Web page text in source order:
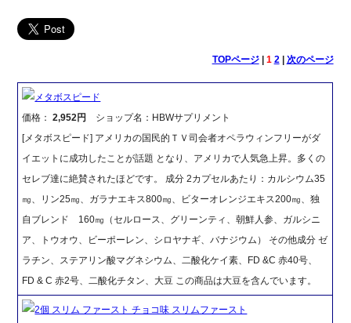
TOPページ| 1 2| 次のページ
メタボスピード
価格：2,952円
ショップ名：HBWサプリメント
[メタボスピード] アメリカの国民的ＴＶ司会者オペラウィンフリーがダ
イエットに成功したことが話題 となり、アメリカで人気急上昇。多くの
セレブ達に絶賛されたほどです。 成分 2カプセルあたり：カルシウム35
㎎、リン25㎎、ガラナエキス800㎎、ビターオレンジエキス200㎎、独
自ブレンド 160㎎（セルロース、グリーンティ、朝鮮人参、ガルシニ
ア、トウオウ、ビーポーレン、シロヤナギ、バナジウム） その他成分 ゼ
ラチン、ステアリン酸マグネシウム、二酸化ケイ素、FD &C 赤40号、
FD & C 赤2号、二酸化チタン、大豆 この商品は大豆を含んでいます。
2個 スリム ファースト チョコ味 スリムファースト